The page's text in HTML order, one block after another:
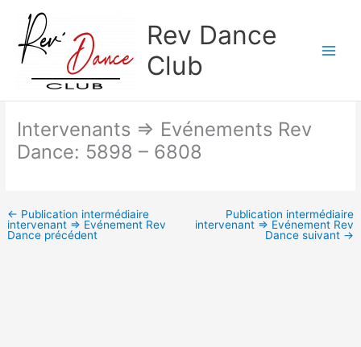
contenu
Rev Dance
Club
Intervenants => Evénements Rev
Dance: 5898 – 6808
← Publication intermédiaire
intervenant => Evénement Rev
Dance précédent
Publication intermédiaire
intervenant => Evénement Rev
Dance suivant →